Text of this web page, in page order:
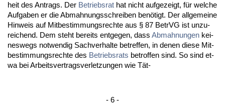
heit des An­trags. Der Be­triebs­rat hat nicht auf­ge­zeigt, für wel­che
Auf­ga­ben er die Ab­mah­nungs­schrei­ben benötigt. Der all­ge­mei­ne
Hin­weis auf Mit­be­stim­mungs­rech­te aus § 87 Be­trVG ist un­zu­
rei­chend. Dem steht be­reits ent­ge­gen, dass Ab­mah­nun­gen kei­
nes­wegs not­wen­dig Sach­ver­hal­te be­tref­fen, in de­nen die­se Mit­
be­stim­mungs­rech­te des Be­triebs­rats be­trof­fen sind. So sind et­
wa bei Ar­beits­ver­trags­ver­let­zun­gen wie Tät-
- 6 -